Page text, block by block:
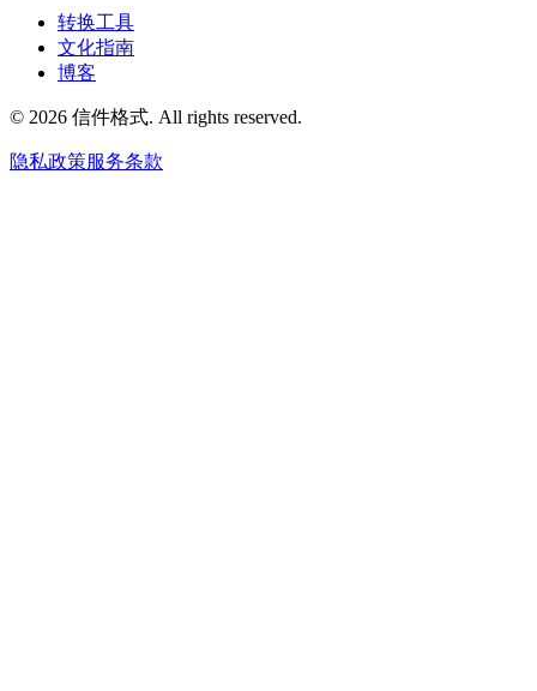
转换工具
文化指南
博客
© 2026 信件格式. All rights reserved.
隐私政策服务条款